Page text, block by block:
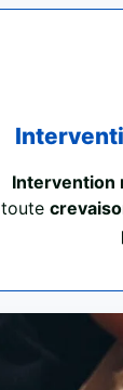
Intervention
toute